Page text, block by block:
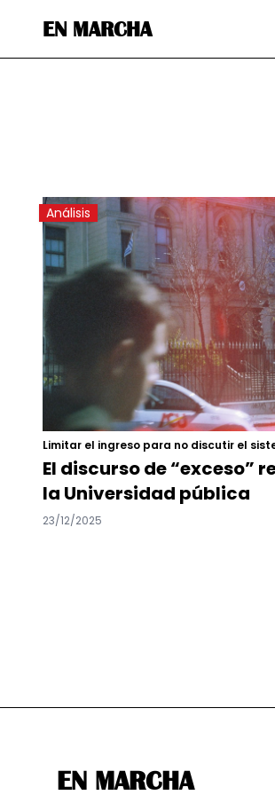
EN MARCHA
Análisis
Limitar el ingreso para no discutir el
El discurso de “exceso”
la Universidad pública
23/12/2025
EN MARCHA